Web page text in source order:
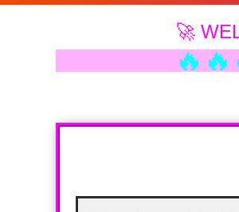
🚀 WELTRAUM!!!